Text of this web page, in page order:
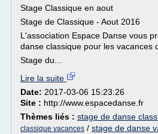
Stage Classique en aout
Stage de Classique - Aout 2016
L'association Espace Danse vous
danse classique pour les vacances
Stage du...
Lire la suite
Date: 2017-03-06 15:23:26
Site : http://www.espacedanse.fr
Thèmes liés : stage de danse
classique vacances / stage de danse